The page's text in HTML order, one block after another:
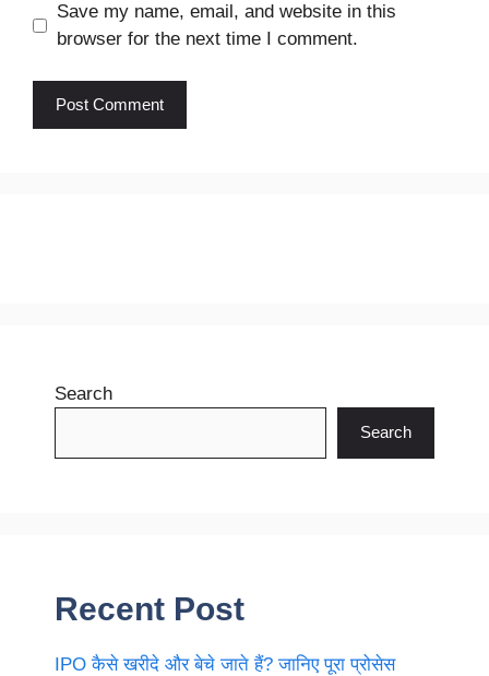
Save my name, email, and website in this
browser for the next time I comment.
Search
Search
Recent Post
IPO कैसे खरीदे और बेचे जाते हैं? जानिए पूरा प्रोसेस